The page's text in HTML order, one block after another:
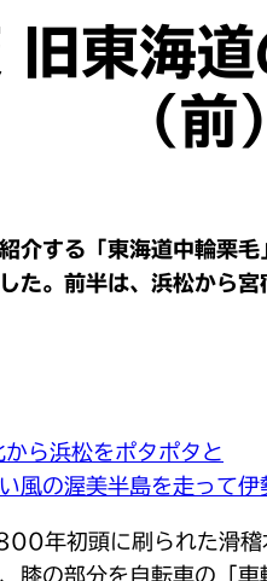
東海道
（
介する「東海道中輪
た。前半は、浜松から宮
ら浜松をポタポタと
風の渥美半島を走って伊
年初頭に刷られた滑
膝の部分を自転車の「